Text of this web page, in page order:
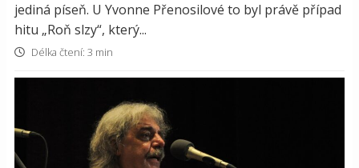
jediná píseň. U Yvonne Přenosilové to byl právě případ
hitu „Roň slzy“, který...
Délka čtení: 3 min